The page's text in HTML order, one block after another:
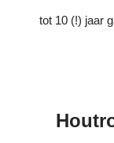
tot 10 (!) jaar